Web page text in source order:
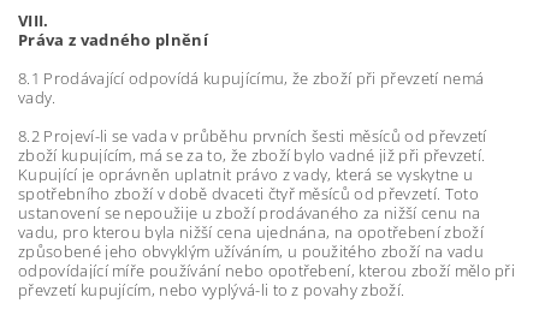
VIII.
Práva z vadného plnění
8.1 Prodávající odpovídá kupujícímu, že zboží při převzetí nemá
vady.
8.2 Projeví-li se vada v průběhu prvních šesti měsíců od převzetí
zboží kupujícím, má se za to, že zboží bylo vadné již při převzetí.
Kupující je oprávněn uplatnit právo z vady, která se vyskytne u
spotřebního zboží v době dvaceti čtyř měsíců od převzetí. Toto
ustanovení se nepoužije u zboží prodávaného za nižší cenu na
vadu, pro kterou byla nižší cena ujednána, na opotřebení zboží
způsobené jeho obvyklým užíváním, u použitého zboží na vadu
odpovídající míře používání nebo opotřebení, kterou zboží mělo při
převzetí kupujícím, nebo vyplývá-li to z povahy zboží.